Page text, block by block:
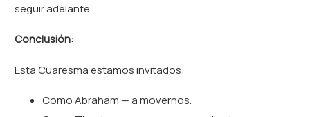
seguir adelante.
Conclusión:
Esta Cuaresma estamos invitados:
Como Abraham — a movernos.